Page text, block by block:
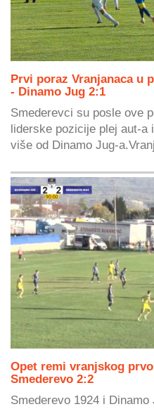
Prvi poraz Vranjanaca u
- Dinamo Jug 2:1
Smederevci su posle ove
liderske pozicije plej aut-a
više od Dinamo Jug-
Opet remi vranjskog
Smederevo 2:2
Smederevo 1924 i